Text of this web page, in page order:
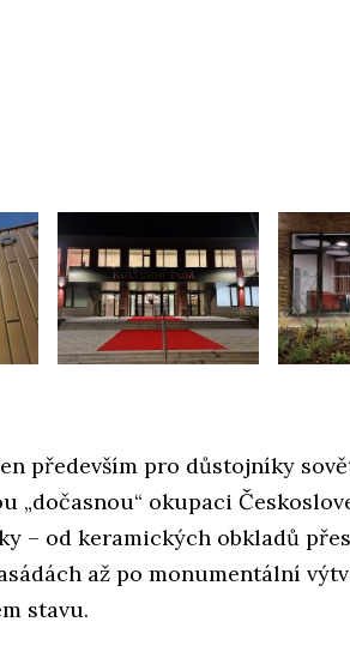
především pro důstojníky
„dočasnou“ okupaci
– od keramických obkladů přes
až po monumentální
stavu.